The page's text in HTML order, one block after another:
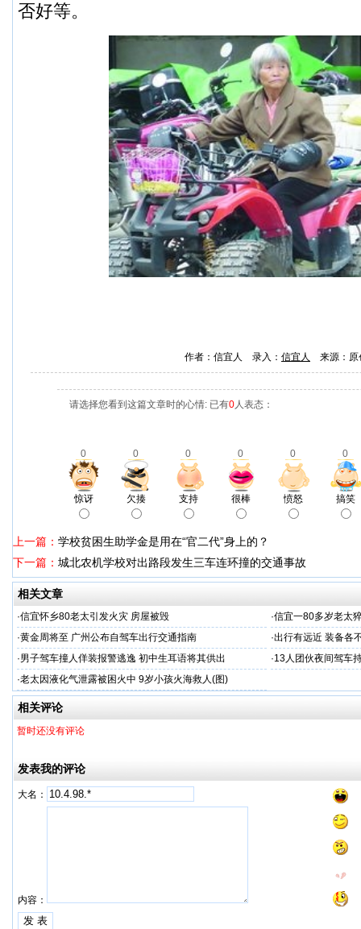
否好等。
作者：信宜人 录入： 信宜人 来源：
请选择您看到这篇文章时的心情: 已有0人表态：
0 0 0 0 0 0
惊讶 欠揍 支持 很棒 愤怒 搞笑
上一篇： 学校贫困生助学金是用在“官二代”身上的？
下一篇： 城北农机学校对出路段发生三车连环撞的交通事故
相关文章
·信宜怀乡80老太引发火灾 房屋被毁 ·信宜一80多岁老太
·黄金周将至 广州公布自驾车出行交通指南 ·出行有远近 装备
·男子驾车撞人佯装报警逃逸 初中生耳语将其供出 ·13人团伙夜间驾车
·老太因液化气泄露被困火中 9岁小孩火海救人(图)
相关评论
暂时还没有评论
发表我的评论
大名：
内容：